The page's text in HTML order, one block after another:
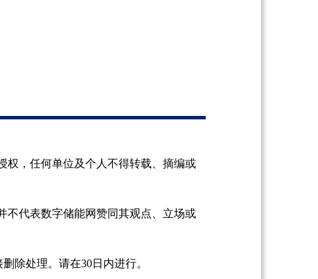
权，任何单位及个人不得转载、摘编或
不代表数字储能网赞同其观点、立场或
除处理。请在30日内进行。